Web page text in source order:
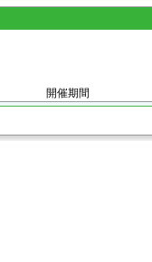
開催期間